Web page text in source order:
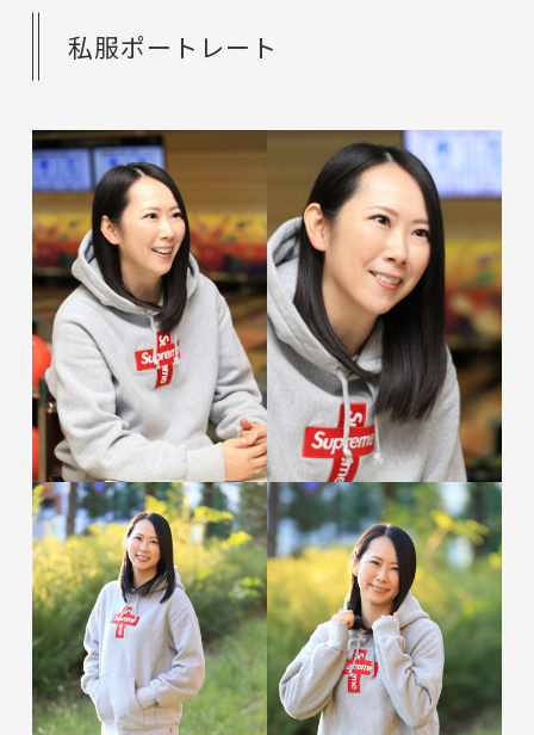
私服ポートレート